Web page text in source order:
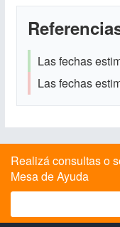
Las fechas
Las fechas
Realizá consultas o
Mesa de Ayuda